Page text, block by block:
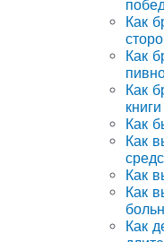
Как
Как
Как
книги
Как
Как
Как
Как
Как